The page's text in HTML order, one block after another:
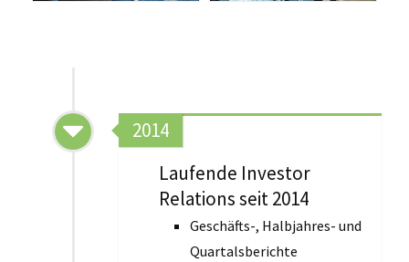
2014
Laufende Investor
Relations seit 2014
Geschäfts-, Halbjahres- und
Quartalsberichte